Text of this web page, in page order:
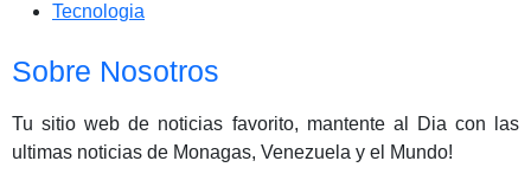
Tecnologia
Sobre Nosotros
Tu sitio web de noticias favorito, mantente al Dia con las
ultimas noticias de Monagas, Venezuela y el Mundo!